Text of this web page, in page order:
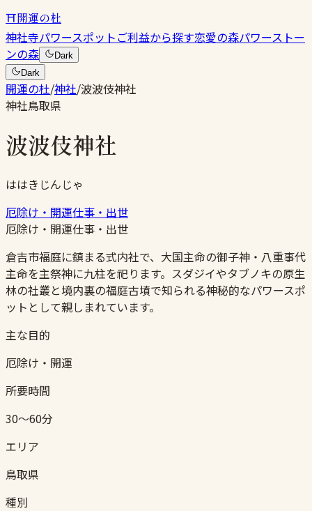
⛩開運の杜
神社寺パワースポットご利益から探す恋愛の森パワーストー
ンの森
Dark
Dark
開運の杜/神社/波波伎神社
神社鳥取県
波波伎神社
ははきじんじゃ
厄除け・開運仕事・出世
厄除け・開運仕事・出世
倉吉市福庭に鎮まる式内社で、大国主命の御子神・八重事代
主命を主祭神に九柱を祀ります。スダジイやタブノキの原生
林の社叢と境内裏の福庭古墳で知られる神秘的なパワースポ
ットとして親しまれています。
主な目的
厄除け・開運
所要時間
30〜60分
エリア
鳥取県
種別